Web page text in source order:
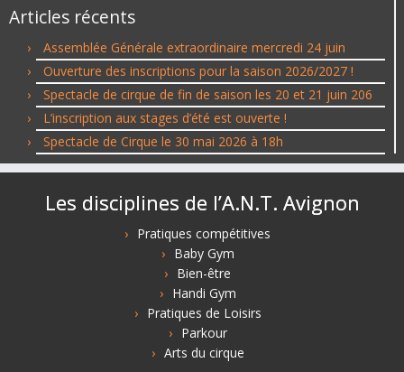
Articles récents
Assemblée Générale extraordinaire mercredi 24 juin
Ouverture des inscriptions pour la saison 2026/2027 !
Spectacle de cirque de fin de saison les 20 et 21 juin 206
L’inscription aux stages d’été est ouverte !
Spectacle de Cirque le 30 mai 2026 à 18h
Les disciplines de l’A.N.T. Avignon
Pratiques compétitives
Baby Gym
Bien-être
Handi Gym
Pratiques de Loisirs
Parkour
Arts du cirque